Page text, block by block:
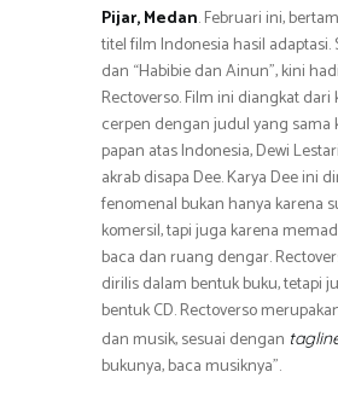
Pijar, Medan. Februari ini,
titel film Indonesia hasil adaptasi.
dan “Habibie dan Ainun”, kini
Rectoverso. Film ini diangkat
cerpen dengan judul yang sama
papan atas Indonesia, Dewi
akrab disapa Dee. Karya Dee ini
fenomenal bukan hanya karena
komersil, tapi juga karena
baca dan ruang dengar.
dirilis dalam bentuk buku, tetapi
bentuk CD. Rectoverso
dan musik, sesuai dengan
bukunya, baca musiknya”.